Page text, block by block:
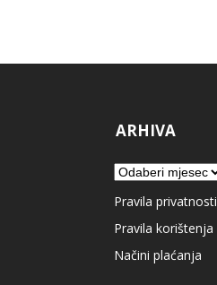
ARHIVA
Arhiva
Pravila privatnosti
Pravila korištenja
Načini plaćanja